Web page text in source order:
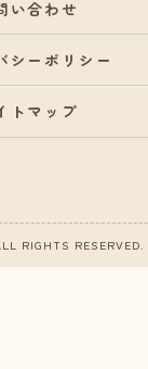
い合わせ
シーポリシー
トマップ
RIGHTS RESERVED.